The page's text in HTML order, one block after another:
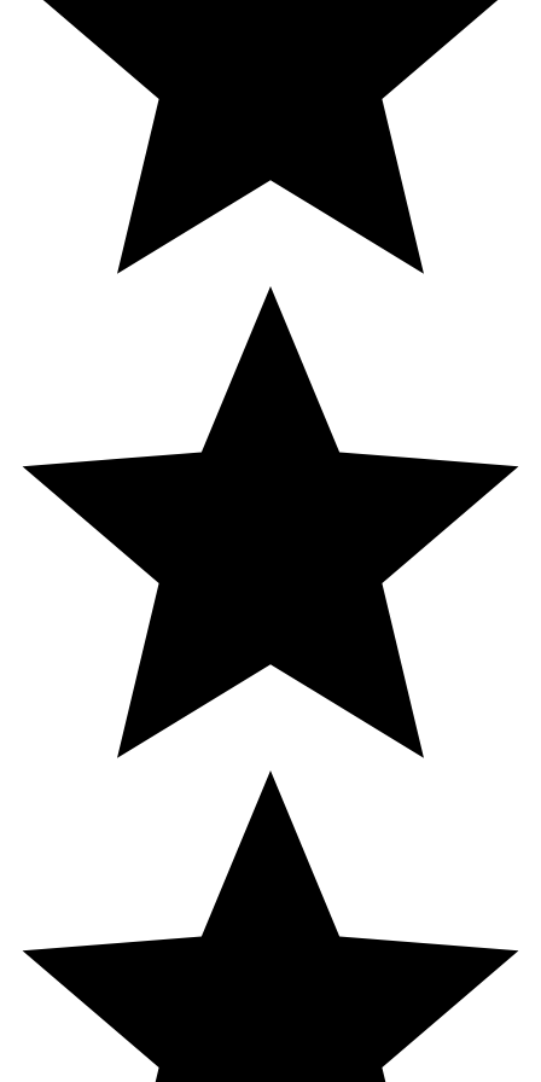
Hyaluronate, Arctium Lappa Fruit Extract, Creatine,
1Methylhydantoin2Imide, Isobutylamido Thiazolyl
Resorcinol, Pantolactone, Tocopherol, Tapioca Starch,
Xanthan Gum, Sodium Hydroxide, Citric Acid,
Dimethicone, Trisodium EDTA, Caprylyl Glycol,
1,2Hexanediol, Phenoxyethanol, Pentaerythrityl
Tetraditbutyl Hydroxyhydrocinnamate, Parfum